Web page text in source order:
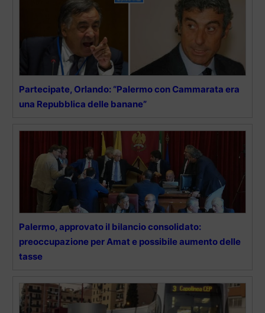
Partecipate, Orlando: “Palermo con Cammarata era
una Repubblica delle banane”
Palermo, approvato il bilancio consolidato:
preoccupazione per Amat e possibile aumento delle
tasse